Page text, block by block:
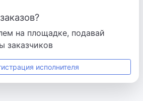
на площадке, подавай
заказчиков
исполнителя